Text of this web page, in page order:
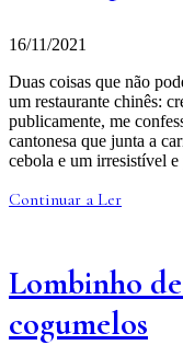
16/11/2021
Duas coisas que não
um restaurante chinês:
publicamente, me
cantonesa que junta a
cebola e um irresistível
Continuar a Ler
Lombinho
cogumelos